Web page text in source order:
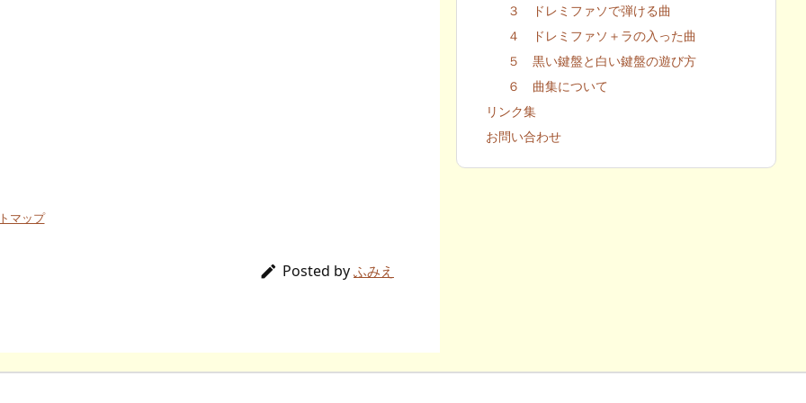
マップ
 Posted by ふみえ
３ ドレミファソで弾ける曲
４ ドレミファソ＋ラの入った曲
５ 黒い鍵盤と白い鍵盤の遊び方
６ 曲集について
リンク集
お問い合わせ